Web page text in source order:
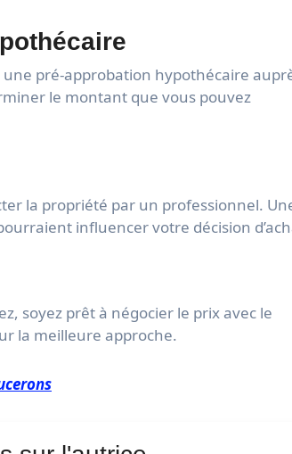
pré-approbation hypothécaire
le montant que vous pouvez
la propriété par un professionnel.
influencer votre décision
soyez prêt à négocier le prix avec le
la meilleure approche.